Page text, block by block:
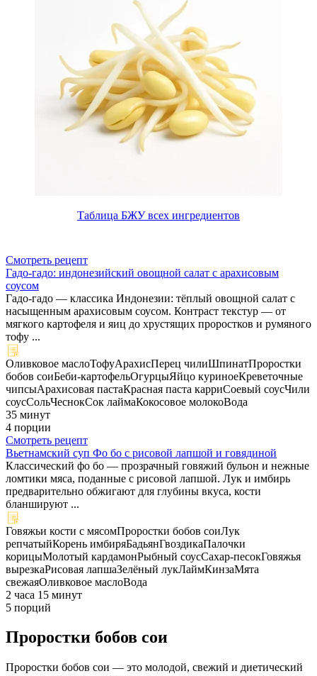
Таблица БЖУ всех ингредиентов
Смотреть рецепт
Гадо-гадо: индонезийский овощной салат с арахисовым
соусом
Гадо-гадо — классика Индонезии: тёплый овощной салат с
насыщенным арахисовым соусом. Контраст текстур — от
мягкого картофеля и яиц до хрустящих проростков и румяного
тофу ...
Оливковое маслоТофуАрахисПерец чилиШпинатПроростки
бобов соиБеби-картофельОгурцыЯйцо куриноеКреветочные
чипсыАрахисовая пастаКрасная паста карриСоевый соусЧили
соусСольЧеснокСок лаймаКокосовое молокоВода
35 минут
4 порции
Смотреть рецепт
Вьетнамский суп Фо бо с рисовой лапшой и говядиной
Классический фо бо — прозрачный говяжий бульон и нежные
ломтики мяса, поданные с рисовой лапшой. Лук и имбирь
предварительно обжигают для глубины вкуса, кости
бланшируют ...
Говяжьи кости с мясомПроростки бобов соиЛук
репчатыйКорень имбиряБадьянГвоздикаПалочки
корицыМолотый кардамонРыбный соусСахар-песокГовяжья
вырезкаРисовая лапшаЗелёный лукЛаймКинзаМята
свежаяОливковое маслоВода
2 часа 15 минут
5 порций
Проростки бобов сои
Проростки бобов сои — это молодой, свежий и диетический